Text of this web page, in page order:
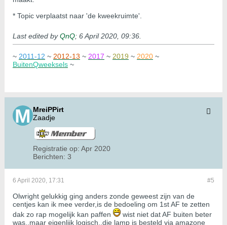
* Topic verplaatst naar 'de kweekruimte'.
Last edited byQnQ; 6 April 2020, 09:36
~ 2011-12 ~ 2012-13 ~ 2017 ~ 2019 ~ 2020 ~
BuitenQweeksels ~
MreiPPirt
Zaadje
Registratie op: Apr 2020
Berichten: 3
#5
6 April 2020, 17:31
Olwright gelukkig ging anders zonde geweest zijn van de
centjes kan ik mee verder,is de bedoeling om 1st AF te zetten
dak zo rap mogelijk kan paffen
wist niet dat AF buiten beter
was..maar eigenlijk logisch..die lamp is besteld via amazone